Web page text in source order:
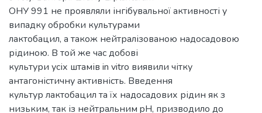
ОНУ 991 не проявляли інгібувальної активності у
випадку обробки культурами
лактобацил, а також нейтралізованою надосадовою
рідиною. В той же час добові
культури усіх штамів in vitro виявили чітку
антагоністичну активність. Введення
культур лактобацил та їх надосадових рідин як з
низьким, так із нейтральним pH, призводило до